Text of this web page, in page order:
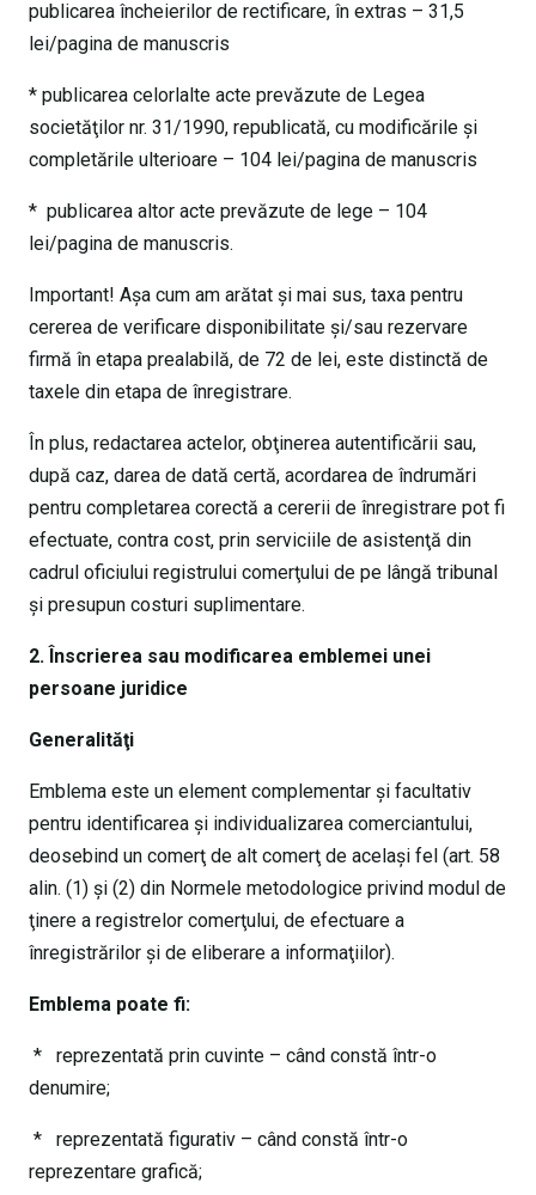
publicarea încheierilor de rectificare, în extras – 31,5
lei/pagina de manuscris
* publicarea celorlalte acte prevăzute de Legea
societăţilor nr. 31/1990, republicată, cu modificările şi
completările ulterioare – 104 lei/pagina de manuscris
* publicarea altor acte prevăzute de lege – 104
lei/pagina de manuscris.
Important! Aşa cum am arătat şi mai sus, taxa pentru
cererea de verificare disponibilitate şi/sau rezervare
firmă în etapa prealabilă, de 72 de lei, este distinctă de
taxele din etapa de înregistrare.
În plus, redactarea actelor, obţinerea autentificării sau,
după caz, darea de dată certă, acordarea de îndrumări
pentru completarea corectă a cererii de înregistrare pot fi
efectuate, contra cost, prin serviciile de asistenţă din
cadrul oficiului registrului comerţului de pe lângă tribunal
şi presupun costuri suplimentare.
2. Înscrierea sau modificarea emblemei unei
persoane juridice
Generalităţi
Emblema este un element complementar şi facultativ
pentru identificarea şi individualizarea comerciantului,
deosebind un comerţ de alt comerţ de acelaşi fel (art. 58
alin. (1) şi (2) din Normele metodologice privind modul de
ţinere a registrelor comerţului, de efectuare a
înregistrărilor şi de eliberare a informaţiilor).
Emblema poate fi:
* reprezentată prin cuvinte – când constă într-o
denumire;
* reprezentată figurativ – când constă într-o
reprezentare grafică;